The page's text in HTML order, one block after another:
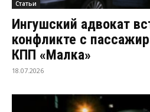
Статьи
Ингушский адвокат
конфликте с
КПП «Малка»
18.07.2026